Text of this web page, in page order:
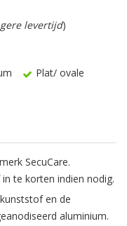
levertijd)
Plat/ ovale
SecuCare.
te korten indien nodig.
en de
aluminium.